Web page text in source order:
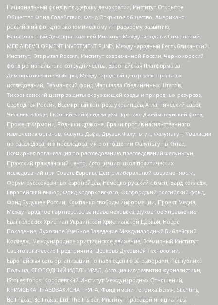
Национальный фонд в поддержку демократии, Институт Открытое
Общество Фонд Содействия, Фонд Открытое общество, Американо-
российский фонд по экономическому и правовому развитию,
Национальный Демократический Институт Международных Отношений,
MEDIA DEVELOPMENT INVESTMENT FUND, Международный Республиканский
Институт, Открытая Россия, Институт современной России, Черноморский
фонд регионального сотрудничества, Европейская Платформа за
Демократические Выборы, Международный центр электоральных
исследований, Германский фонд Маршалла Соединенных Штатов,
Тихоокеанский центр защиты окружающей среды и природных ресурсов,
Свободная Россия, Всемирный конгресс украинцев, Атлантический совет,
Человек в беде, Европейский фонд за демократию, Джеймстаунский фонд,
Прожект Хармони, Родники дракона, Врачи против насильственного
извлечения органов, Фалунь Дафа, Друзья Фалуньгун, Фалуньгун, Коалиция
по расследованию преследования в отношении Фалуньгун в Китае,
Всемирная организация по расследованию преследований Фалуньгун,
Пражский гражданский центр, Ассоциация школ политических
исследований при Совете Европы, Центр либеральной современности,
Форум русскоязычных европейцев, Немецко-русский обмен, Бард колледж,
Европейский выбор, Фонд Ходорковского, Оксфордский российский фонд,
Фонд Будущее России, Компания свободы информации, Проект Медиа,
Международное партнерство за права человека, Духовное Управление
Евангельских Христиан Украинской Христианской Церкви, Новое
Поколение, Духовное Учебное Заведение Международный Библейский
Колледж, Международное христианское движение, Всемирный Институт
Саентологических Предприятий, Церковь Духовной Технологии,
Европейская сеть организаций по наблюдению за выборами, Республика
Польша, СВОБОДНЫЙ ИДЕЛЬ-УРАЛ, Ассоциация развития журналистики,
IStories fonds, Королевский Институт Международных Отношений,
КРИМСЬКА ПРАВОЗАХИСНА ГРУПА, Фонд имени Генриха Бёлля, Stichting
Bellingcat, Bellingcat Ltd, The Insider, Институт правовой инициативы